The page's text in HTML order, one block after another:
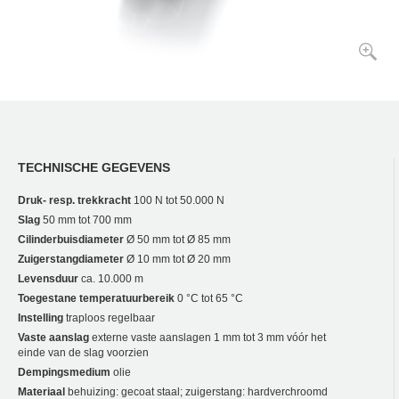
TECHNISCHE GEGEVENS
Druk- resp. trekkracht 100 N tot 50.000 N
Slag 50 mm tot 700 mm
Cilinderbuisdiameter Ø 50 mm tot Ø 85 mm
Zuigerstangdiameter Ø 10 mm tot Ø 20 mm
Levensduur ca. 10.000 m
Toegestane temperatuurbereik 0 °C tot 65 °C
Instelling traploos regelbaar
Vaste aanslag externe vaste aanslagen 1 mm tot 3 mm vóór het
einde van de slag voorzien
Dempingsmedium olie
Materiaal behuizing: gecoat staal; zuigerstang: hardverchroomd